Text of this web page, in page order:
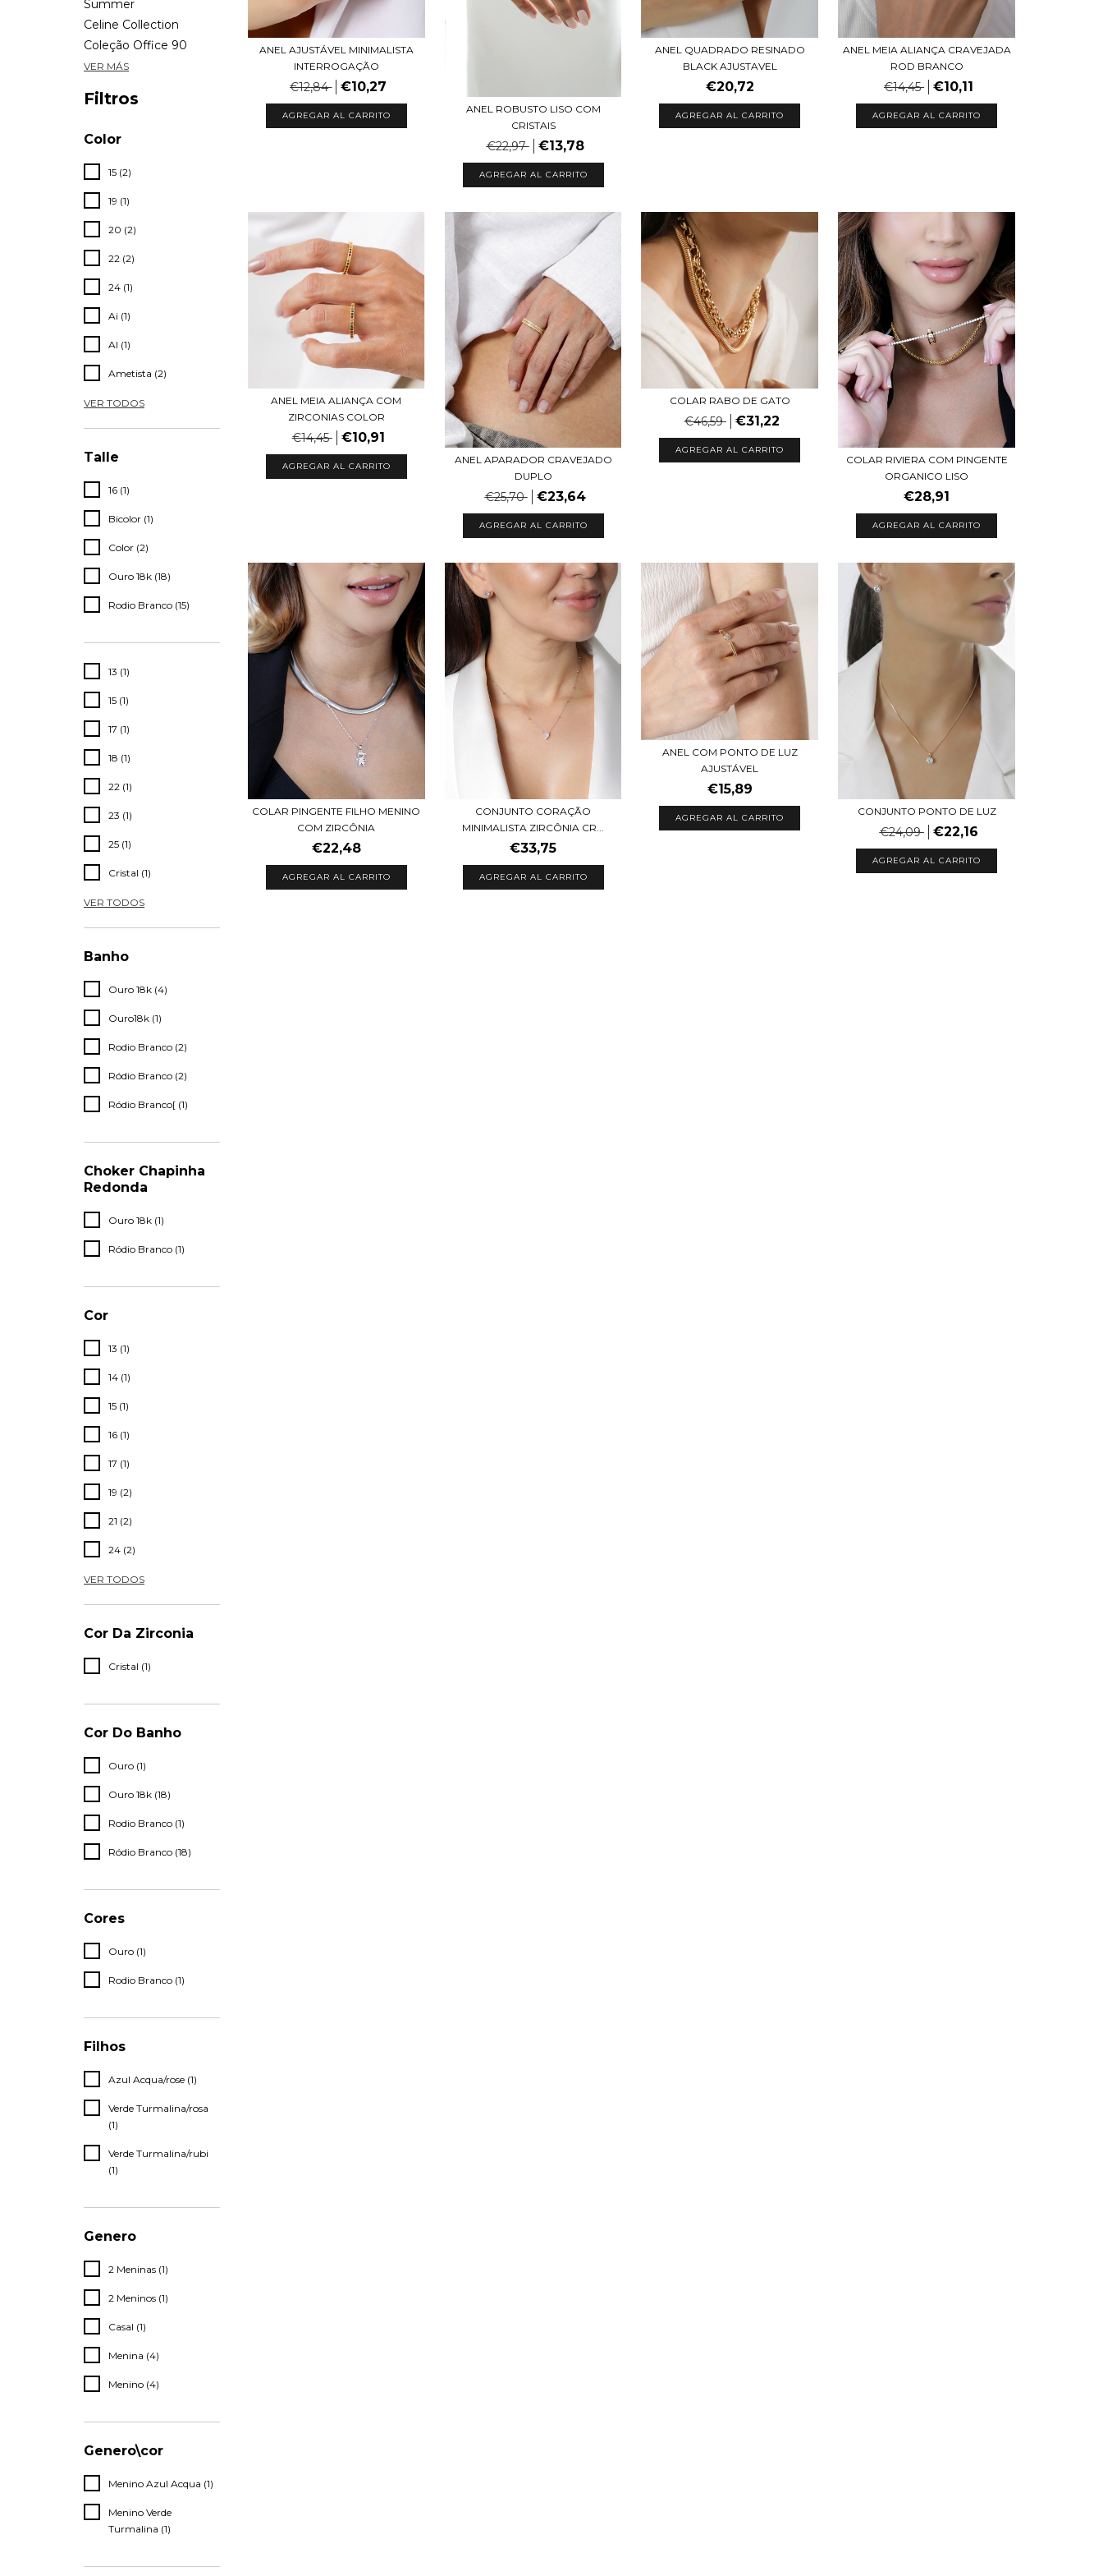
Summer
Celine Collection
Coleção Office 90
VER MÁS
Filtros
Color
15 (2)
19 (1)
20 (2)
22 (2)
24 (1)
Ai (1)
Al (1)
Ametista (2)
VER TODOS
Talle
16 (1)
Bicolor (1)
Color (2)
Ouro 18k (18)
Rodio Branco (15)
13 (1)
15 (1)
17 (1)
18 (1)
22 (1)
23 (1)
25 (1)
Cristal (1)
VER TODOS
Banho
Ouro 18k (4)
Ouro18k (1)
Rodio Branco (2)
Ródio Branco (2)
Ródio Branco[ (1)
Choker Chapinha
Redonda
Ouro 18k (1)
Ródio Branco (1)
Cor
13 (1)
14 (1)
15 (1)
16 (1)
17 (1)
19 (2)
21 (2)
24 (2)
VER TODOS
Cor Da Zirconia
Cristal (1)
Cor Do Banho
Ouro (1)
Ouro 18k (18)
Rodio Branco (1)
Ródio Branco (18)
Cores
Ouro (1)
Rodio Branco (1)
Filhos
Azul Acqua/rose (1)
Verde Turmalina/rosa
(1)
Verde Turmalina/rubi
(1)
Genero
2 Meninas (1)
2 Meninos (1)
Casal (1)
Menina (4)
Menino (4)
Genero\cor
Menino Azul Acqua (1)
Menino Verde
Turmalina (1)
ANEL AJUSTÁVEL MINIMALISTA
INTERROGAÇÃO
€12,84 €10,27
AGREGAR AL CARRITO
ANEL ROBUSTO LISO COM
CRISTAIS
€22,97 €13,78
ANEL QUADRADO RESINADO
BLACK AJUSTAVEL
€20,72
AGREGAR AL CARRITO
ANEL MEIA ALIANÇA CRAVEJADA
ROD BRANCO
€14,45 €10,11
AGREGAR AL CARRITO
ANEL MEIA ALIANÇA COM
ZIRCONIAS COLOR
€14,45 €10,91
AGREGAR AL CARRITO
ANEL APARADOR CRAVEJADO
DUPLO
€25,70 €23,64
AGREGAR AL CARRITO
COLAR RABO DE GATO
€46,59 €31,22
AGREGAR AL CARRITO
COLAR RIVIERA COM PINGENTE
ORGANICO LISO
€28,91
AGREGAR AL CARRITO
COLAR PINGENTE FILHO MENINO
COM ZIRCÔNIA
€22,48
AGREGAR AL CARRITO
CONJUNTO CORAÇÃO
MINIMALISTA ZIRCÔNIA CR...
€33,75
AGREGAR AL CARRITO
ANEL COM PONTO DE LUZ
AJUSTÁVEL
€15,89
AGREGAR AL CARRITO
CONJUNTO PONTO DE LUZ
€24,09 €22,16
AGREGAR AL CARRITO